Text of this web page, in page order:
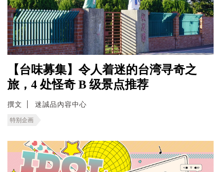
【台味募集】令人着迷的台湾寻奇之
旅，4 处怪奇 B 级景点推荐
撰文 迷誠品內容中心
特别企画